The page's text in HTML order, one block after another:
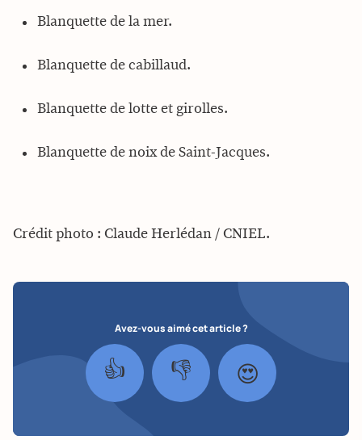
Blanquette de la mer.
Blanquette de cabillaud.
Blanquette de lotte et girolles.
Blanquette de noix de Saint-Jacques.
Crédit photo : Claude Herlédan / CNIEL.
Avez-vous aimé cet article ?
👍 👎 😍